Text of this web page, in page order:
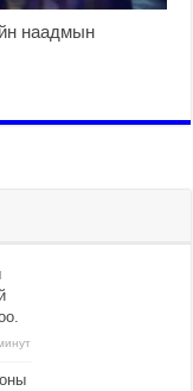
наадмын